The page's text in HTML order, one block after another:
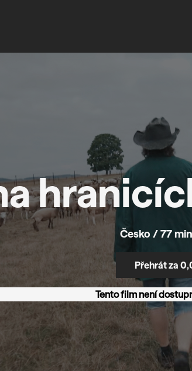
Česko / 77
Přehrát za
Tento film není